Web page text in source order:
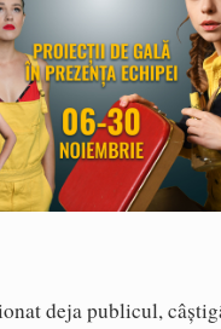
deja publicul,